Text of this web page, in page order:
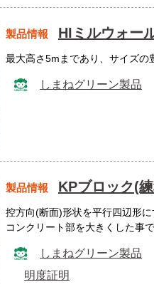
製品情報 HIミルウォー
最大高さ5mまであり、サイズの
しまねグリーン製品
製品情報 KPブロック(
控方向(断面)形状を平行四辺形
コンクリート部を大きくした事
しまねグリーン製品
明度証明